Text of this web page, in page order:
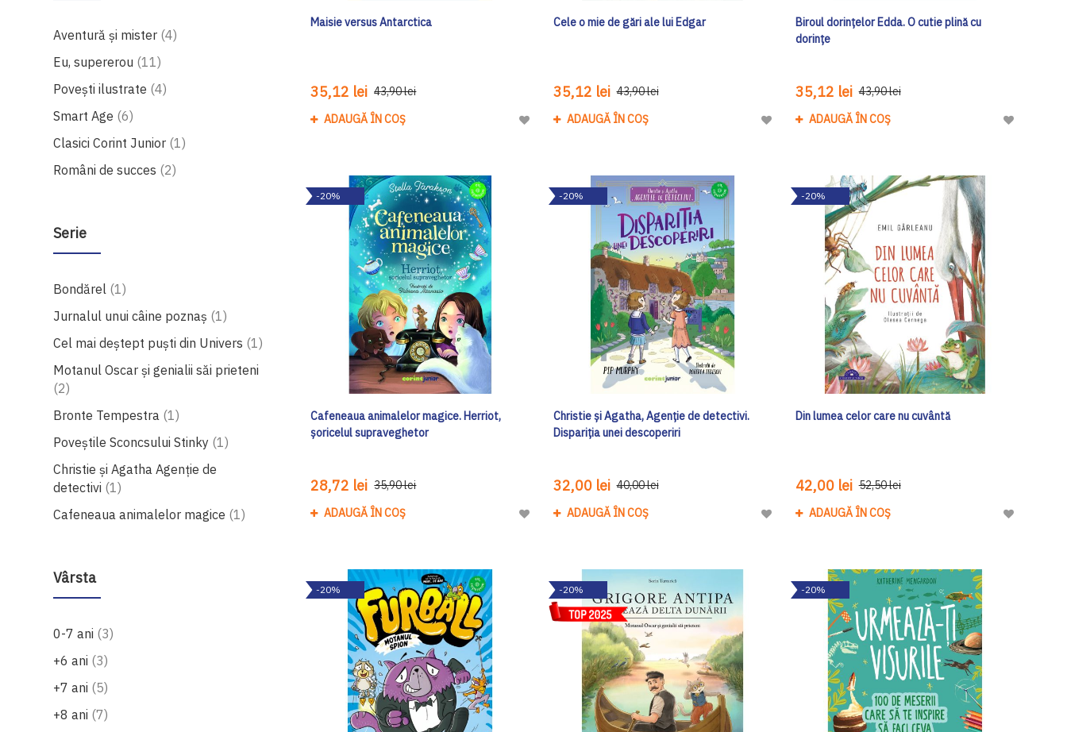
Aventură și mister 4produse
Eu, supererou 11produse
Povești ilustrate 4produse
Smart Age 6produse
Clasici Corint Junior 1produs
Români de succes 2produse
Serie
Bondărel 1produs
Jurnalul unui câine poznaș 1produs
Cel mai deștept puști din Univers 1produs
Motanul Oscar și genialii săi prieteni
2produse
Bronte Tempestra 1produs
Poveștile Sconcsului Stinky 1produs
Christie și Agatha Agenție de
detectivi 1produs
Cafeneaua animalelor magice 1produs
Vârsta
0-7 ani 3produse
+6 ani 3produse
+7 ani
5produse
+8 ani 7produse
Maisie versus Antarctica
35,12 lei 43,90 lei
ADAUGĂ ÎN COȘ
Adaugă
Dorinte
Cele o mie de gări ale lui Edgar
35,12 lei 43,90 lei
ADAUGĂ ÎN COȘ
Adaugă
Dorinte
Biroul dorințelor Edda. O cutie plină cu
dorințe
35,12 lei 43,90 lei
ADAUGĂ ÎN COȘ
Adaugă
-20%
Cafeneaua animalelor magice. Herriot,
șoricelul supraveghetor
28,72 lei 35,90 lei
ADAUGĂ ÎN COȘ
Adaugă
Dorinte
-20%
Christie și Agatha, Agenție de detectivi.
Dispariția unei descoperiri
32,00 lei 40,00 lei
ADAUGĂ ÎN COȘ
Adaugă
Dorinte
-20%
Din lumea celor care nu cuvântă
42,00 lei 52,50 lei
ADAUGĂ ÎN COȘ
Adaugă
-20% -20% -20%